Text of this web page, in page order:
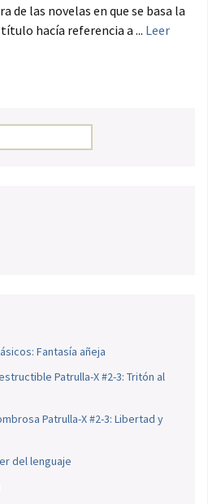
de las novelas en que se basa la
hacía referencia a ... Leer
Fantasía añeja
Patrulla-X #2-3: Tritón al
Patrulla-X #2-3: Libertad y
del lenguaje